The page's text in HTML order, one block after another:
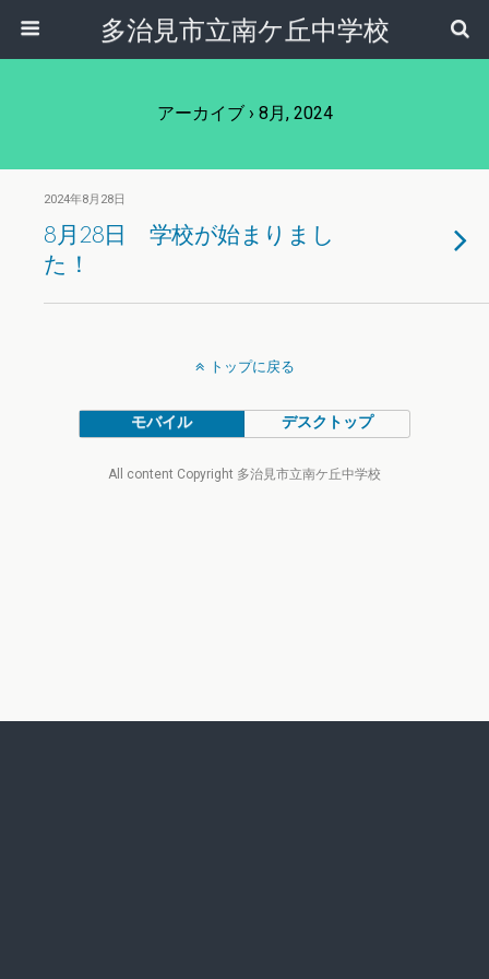
多治見市立南ケ丘中学校
アーカイブ › 8月, 2024
2024年8月28日
8月28日 学校が始まりまし
た！
トップに戻る
モバイル デスクトップ
All content Copyright 多治見市立南ケ丘中学校